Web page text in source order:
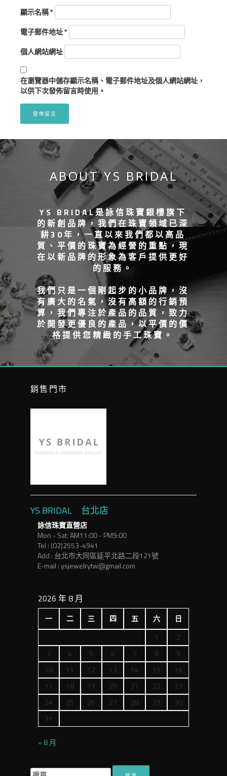
顯示名稱*
電子郵件地址*
個人網站網址
在瀏覽器中儲存顯示名稱、電子郵件地址及個人網站網址，
以供下次發佈留言時使用。
ABOUT YS BRIDAL
YS BRIDAL是詠信珠寶銀樓旗下
的新創品牌，我們在珠寶領域已深
耕30年，一直以來我們都以高品
質、平價的珠寶為經營的重點，現
在以新品牌的形象為客戶提供更好
的服務。
我們只是一個剛起步的小品牌，沒
有廣大的名氣，沒有高額的行銷預
算，我們專注於產品的品質，致力
於開發更優良的產品，以平價的價
格提供您精緻的手工珠寶。
銷售門市
YS BRIDAL 台北店
詠信珠寶直營店
Mon - Sat: AM11:00 - PM9:00
Tel : (02)2553-4941
Add : 台北市大同區延平北路二段121號
E-mail : ysjewelrytw@gmail.com
2026 年 8 月
一 二 三 四 五 六
日
1
2
3
4 5 6 7 8
9
10
11 12 13 14 15
16
17
18 19 20 21 22
23
24
25 26 27 28 29
30
31
« 8 月
搜